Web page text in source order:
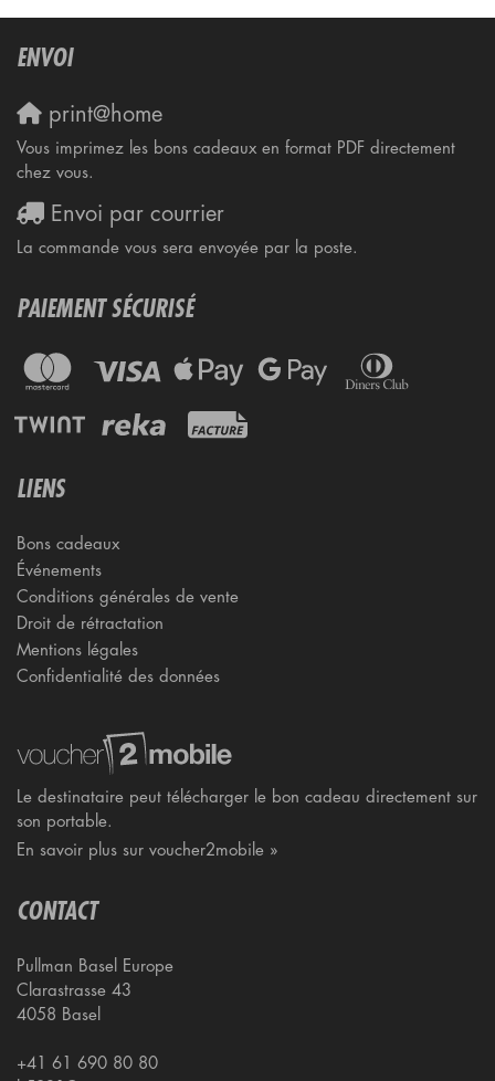
ENVOI
print@home
Vous imprimez les bons cadeaux en format PDF directement
chez vous.
Envoi par courrier
La commande vous sera envoyée par la poste.
PAIEMENT SÉCURISÉ
LIENS
Bons cadeaux
Événements
Conditions générales de vente
Droit de rétractation
Mentions légales
Confidentialité des données
Le destinataire peut télécharger le bon cadeau directement sur
son portable.
En savoir plus sur voucher2mobile »
CONTACT
Pullman Basel Europe
Clarastrasse 43
4058 Basel
+41 61 690 80 80